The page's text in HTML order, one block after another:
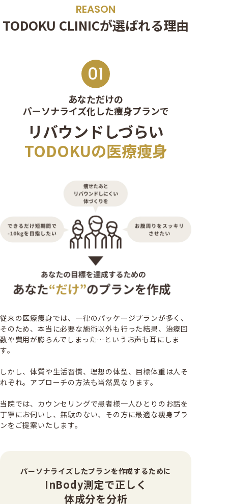
REASON
TODOKU CLINICが選ばれる理由
01
あなただけの
パーソナライズ化した痩身プランで
リバウンドしづらい
TODOKUの医療痩身
従来の医療痩身では、一律のパッケージプランが多く、
そのため、本当に必要な施術以外も行った結果、治療回
数や費用が膨らんでしまった…というお声も耳にしま
す。
しかし、体質や生活習慣、理想の体型、目標体重は人そ
れぞれ。アプローチの方法も当然異なります。
当院では、カウンセリングで患者様一人ひとりのお話を
丁寧にお伺いし、無駄のない、その方に最適な痩身プラ
ンをご提案いたします。
パーソナライズしたプランを作成するために
InBody測定で正しく
体成分を分析